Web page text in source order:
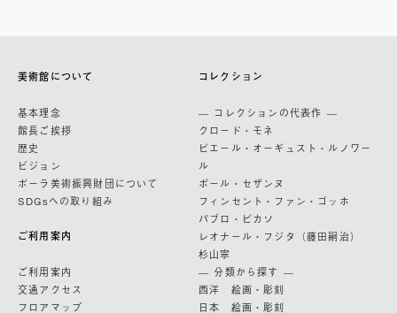
美術館について
基本理念
館長ご挨拶
歴史
ビジョン
ポーラ美術振興財団について
SDGsへの取り組み
ご利用案内
ご利用案内
交通アクセス
フロアマップ
コレクション
— コレクションの代表作 —
クロード・モネ
ピエール・オーギュスト・ルノワー
ル
ポール・セザンヌ
フィンセント・ファン・ゴッホ
パブロ・ピカソ
レオナール・フジタ（藤田嗣治）
杉山寧
— 分類から探す —
西洋 絵画・彫刻
日本 絵画・彫刻